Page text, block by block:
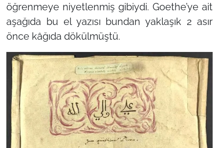
öğrenmeye niyetlenmiş gibiydi. Goethe’ye ait
aşağıda bu el yazısı bundan yaklaşık 2 asır
önce kâğıda dökülmüştü.